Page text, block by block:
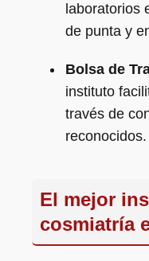
laboratorios
de punta y
Bolsa de
instituto
través de
reconocidos.
El mejor
cosmiatría